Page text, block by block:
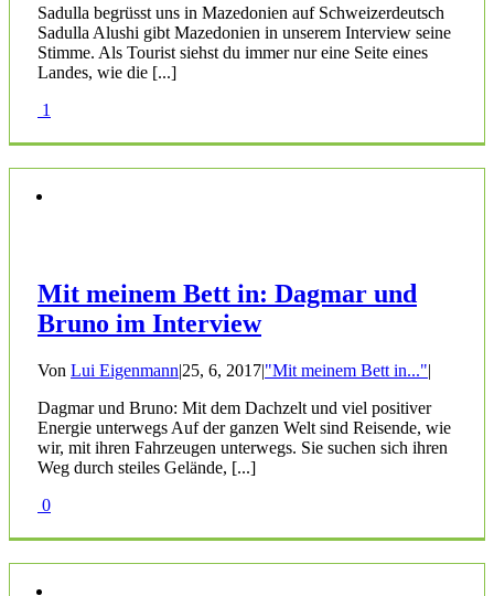
Sadulla begrüsst uns in Mazedonien auf Schweizerdeutsch
Sadulla Alushi gibt Mazedonien in unserem Interview seine
Stimme. Als Tourist siehst du immer nur eine Seite eines
Landes, wie die [...]
1
Mit meinem Bett in: Dagmar und
Bruno im Interview
Von Lui Eigenmann|25, 6, 2017|"Mit meinem Bett in..."|
Dagmar und Bruno: Mit dem Dachzelt und viel positiver
Energie unterwegs Auf der ganzen Welt sind Reisende, wie
wir, mit ihren Fahrzeugen unterwegs. Sie suchen sich ihren
Weg durch steiles Gelände, [...]
0